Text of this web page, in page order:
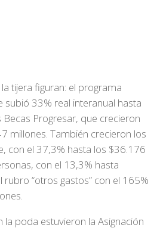
tijera figuran: el programa
subió 33% real interanual hasta
Progresar, que crecieron
millones. También crecieron los
con el 37,3% hasta los $36.176
con el 13,3% hasta
“otros gastos” con el 165%
la poda estuvieron la Asignación